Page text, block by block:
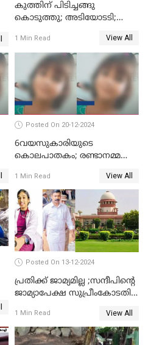
കുത്തിന് പിടിച്ചങ്ങു
കൊടുത്തു; അടിയോടടി;
ശല്യം ചെയ്തയാളെ 26 തവണ
മുഖത്തടിച്ച് അധ്യാപിക
1 Min Read View All
Posted On 20-12-2024
6വയസുകാരിയുടെ
കൊലപാതകം; രണ്ടാനമ്മയെ
1 Min Read View All
Posted On 13-12-2024
പ്രതിക്ക് ജാമ്യമില്ല ;സന്ദീപിന്റെ
ജാമ്യാപേക്ഷ സുപ്രീംകോടതി
1 Min Read View All